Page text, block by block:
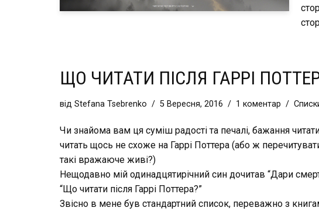
ЩО ЧИТАТИ ПІСЛЯ ГАРРІ
від Stefana Tsebrenko 5 Вересня, 2016 1 коментар
Чи знайома вам ця суміш радості та печалі, бажання
читать щось не схоже на Гаррі Поттера (або ж
такі вражаюче живі?)
Нещодавно мій одинадцятирічний син дочитав “Дари
“Що читати після Гаррі Поттера?”
Звісно в мене був стандартний список, переважно з